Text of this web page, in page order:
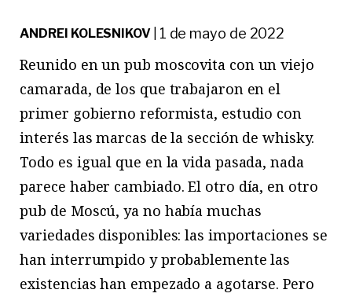
ANDREI KOLESNIKOV| 1 de mayo de 2022
Reunido en un pub moscovita con un viejo
camarada, de los que trabajaron en el
primer gobierno reformista, estudio con
interés las marcas de la sección de whisky.
Todo es igual que en la vida pasada, nada
parece haber cambiado. El otro día, en otro
pub de Moscú, ya no había muchas
variedades disponibles: las importaciones se
han interrumpido y probablemente las
existencias han empezado a agotarse. Pero